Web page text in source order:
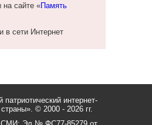
на сайте «Память
в сети Интернет
интернет-
© 2000 - 2026 гг.